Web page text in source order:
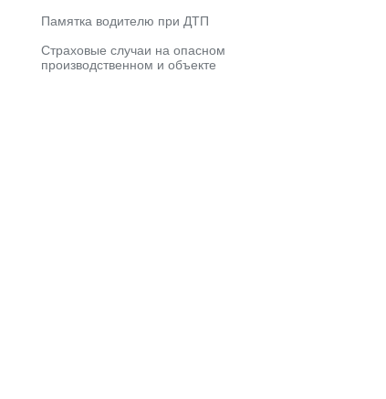
Памятка водителю при ДТП
Страховые случаи на опасном
производственном и объекте